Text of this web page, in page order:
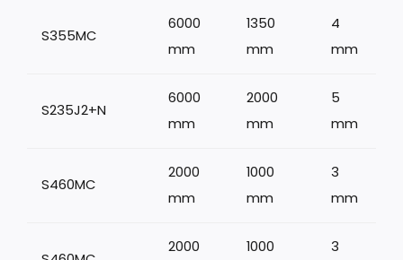
S355MC
6000
mm
1350
mm
4
mm
S235J2+N
6000
mm
2000
mm
5
mm
S460MC
2000
mm
1000
mm
3
mm
2000 1000 3